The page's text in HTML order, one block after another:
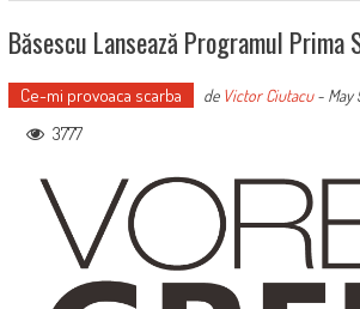
Băsescu Lansează Programul Prima
Ce-mi provoaca scarba de Victor Ciutacu- May
3777